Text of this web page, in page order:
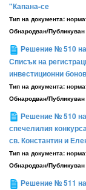
"Капана-се
Тип на документа:
Обнародван/
Решение № 510
Списък на
инвестиционни
Тип на документа:
Обнародван/
Решение № 510
спечелилия
св. Константин и
Тип на документа:
Обнародван/
Решение № 511 на